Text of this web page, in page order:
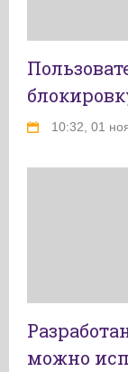
10:32, 01
можно